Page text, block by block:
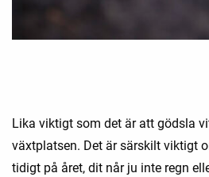
Lika viktigt som det är att gödsla
växtplatsen. Det är särskilt viktigt
tidigt på året, dit når ju inte regn